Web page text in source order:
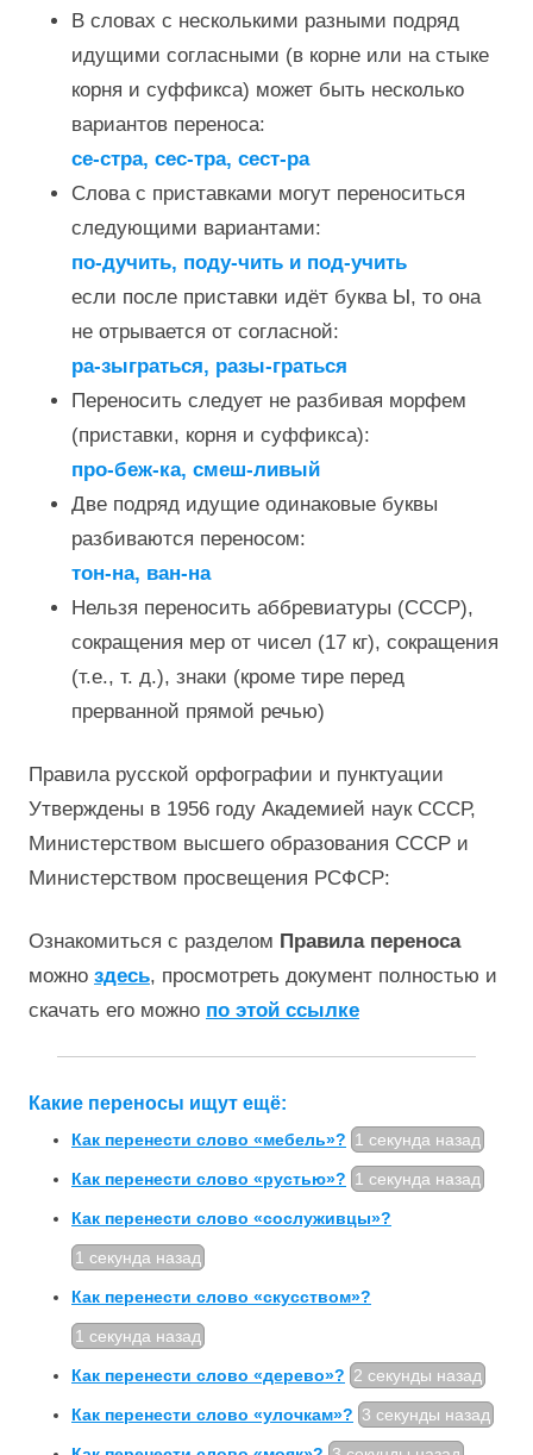
В словах с несколькими разными подряд
идущими согласными (в корне или на стыке
корня и суффикса) может быть несколько
вариантов переноса:
се-стра, сес-тра, сест-ра
Слова с приставками могут переноситься
следующими вариантами:
по-дучить, поду-чить и под-учить
если после приставки идёт буква Ы, то она
не отрывается от согласной:
ра-зыграться, разы-граться
Переносить следует не разбивая морфем
(приставки, корня и суффикса):
про-беж-ка, смеш-ливый
Две подряд идущие одинаковые буквы
разбиваются переносом:
тон-на, ван-на
Нельзя переносить аббревиатуры (СССР),
сокращения мер от чисел (17 кг), сокращения
(т.е., т. д.), знаки (кроме тире перед
прерванной прямой речью)
Правила русской орфографии и пунктуации
Утверждены в 1956 году Академией наук СССР,
Министерством высшего образования СССР и
Министерством просвещения РСФСР:
Ознакомиться с разделом Правила переноса
можно здесь, просмотреть документ полностью и
скачать его можно по этой ссылке
Какие переносы ищут ещё:
Как перенести слово «мебель»? 1 секунда назад
Как перенести слово «рустью»? 1 секунда назад
Как перенести слово «сослуживцы»?
1 секунда назад
Как перенести слово «скусством»?
1 секунда назад
Как перенести слово «дерево»? 2 секунды назад
Как перенести слово «улочкам»? 3 секунды назад